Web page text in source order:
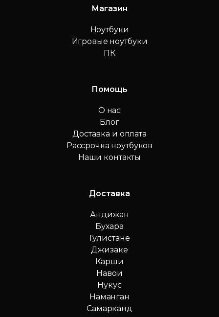
Магазин
Ноутбуки
Игровые ноутбуки
ПК
Помощь
О нас
Блог
Доставка и оплата
Рассрочка ноутбуков
Наши контакты
Доставка
Андижан
Бухара
Гулистане
Джизаке
Карши
Навои
Нукус
Наманган
Самарканд